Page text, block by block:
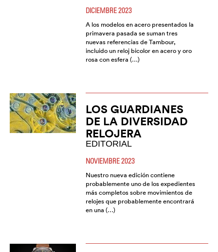
DICIEMBRE 2023
A los modelos en acero presentados la
primavera pasada se suman tres
nuevas referencias de Tambour,
incluido un reloj bicolor en acero y oro
rosa con esfera (…)
LOS GUARDIANES
DE LA DIVERSIDAD
RELOJERA
EDITORIAL
NOVIEMBRE 2023
Nuestro nueva edición contiene
probablemente uno de los expedientes
más completos sobre movimientos de
relojes que probablemente encontrará
en una (…)